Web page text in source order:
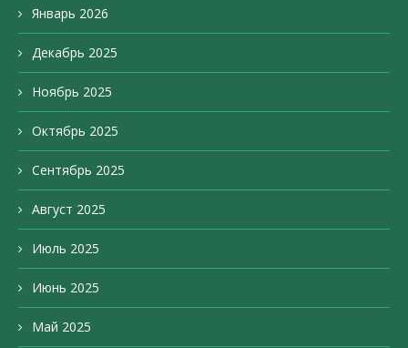
Январь 2026
Декабрь 2025
Ноябрь 2025
Октябрь 2025
Сентябрь 2025
Август 2025
Июль 2025
Июнь 2025
Май 2025